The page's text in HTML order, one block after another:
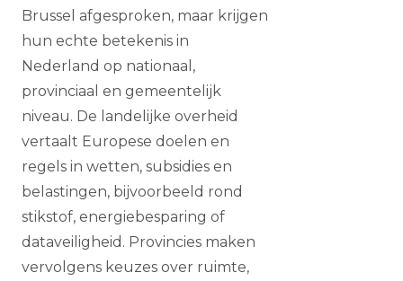
Brussel afgesproken, maar krijgen
hun echte betekenis in
Nederland op nationaal,
provinciaal en gemeentelijk
niveau. De landelijke overheid
vertaalt Europese doelen en
regels in wetten, subsidies en
belastingen, bijvoorbeeld rond
stikstof, energiebesparing of
dataveiligheid. Provincies maken
vervolgens keuzes over ruimte,